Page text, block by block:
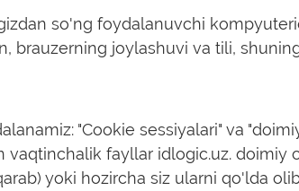
so'ng foydalanuvchi
brauzerning joylashuvi va tili,
"Cookie sessiyalari" va
fayllar idlogic.uz.
yoki hozircha siz ularni qo'lda